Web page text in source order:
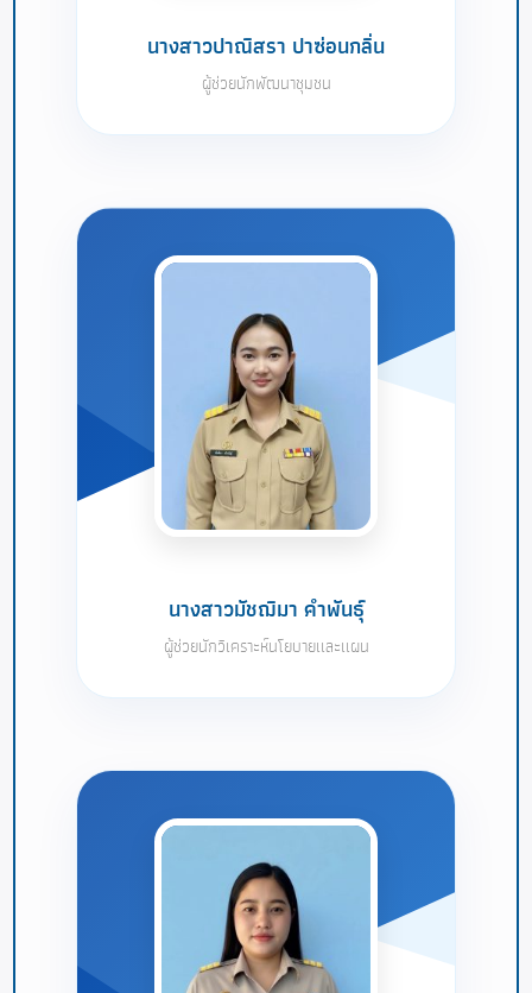
นางสาวปาณิสรา ปาซ่อนกลิ่น
ผู้ช่วยนักพัฒนาชุมชน
นางสาวมัชฌิมา คำพันธุ์
ผู้ช่วยนักวิเคราะห์นโยบายเเละเเผน